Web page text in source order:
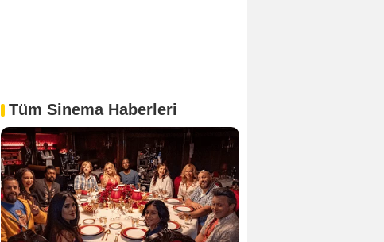
Tüm Sinema Haberleri